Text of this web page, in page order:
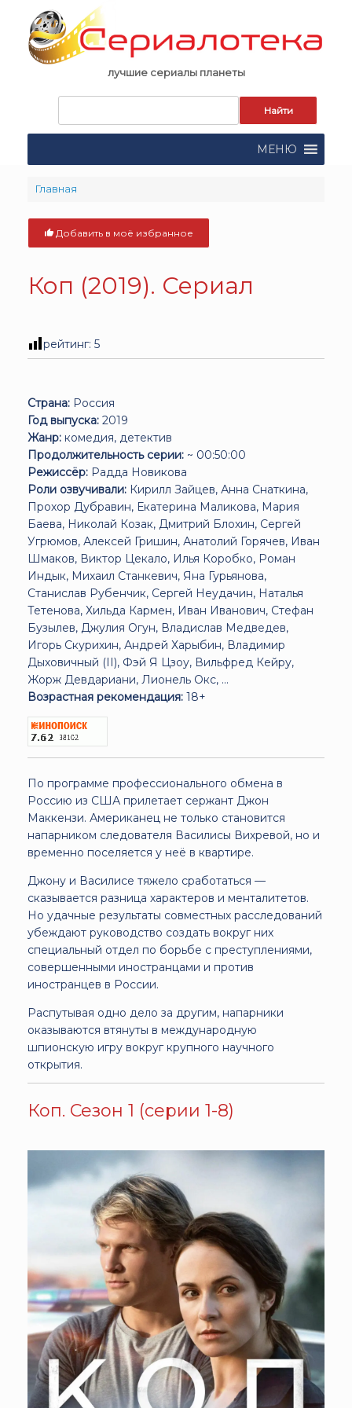
content
лучшие сериалы планеты
поиска:
МЕНЮ
Главная
Добавить в моё избранное
Коп (2019). Сериал
рейтинг: 5
Страна: Россия
Год выпуска: 2019
Жанр: комедия, детектив
Продолжительность серии: ~ 00:50:00
Режиссёр: Радда Новикова
Роли озвучивали: Кирилл Зайцев, Анна Снаткина,
Прохор Дубравин, Екатерина Маликова, Мария
Баева, Николай Козак, Дмитрий Блохин, Сергей
Угрюмов, Алексей Гришин, Анатолий Горячев, Иван
Шмаков, Виктор Цекало, Илья Коробко, Роман
Индык, Михаил Станкевич, Яна Гурьянова,
Станислав Рубенчик, Сергей Неудачин, Наталья
Тетенова, Хильда Кармен, Иван Иванович, Стефан
Бузылев, Джулия Огун, Владислав Медведев,
Игорь Скурихин, Андрей Харыбин, Владимир
Дыховичный (II), Фэй Я Цзоу, Вильфред Кейру,
Жорж Девдариани, Лионель Окс, ...
Возрастная рекомендация: 18+
По программе профессионального обмена в
Россию из США прилетает сержант Джон
Маккензи. Американец не только становится
напарником следователя Василисы Вихревой, но и
временно поселяется у неё в квартире.
Джону и Василисе тяжело сработаться —
сказывается разница характеров и менталитетов.
Но удачные результаты совместных расследований
убеждают руководство создать вокруг них
специальный отдел по борьбе с преступлениями,
совершенными иностранцами и против
иностранцев в России.
Распутывая одно дело за другим, напарники
оказываются втянуты в международную
шпионскую игру вокруг крупного научного
открытия.
Коп. Сезон 1 (серии 1-8)